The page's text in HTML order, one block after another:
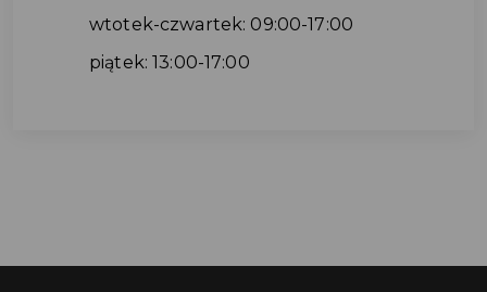
wtotek-czwartek: 09:00-17:00
piątek: 13:00-17:00